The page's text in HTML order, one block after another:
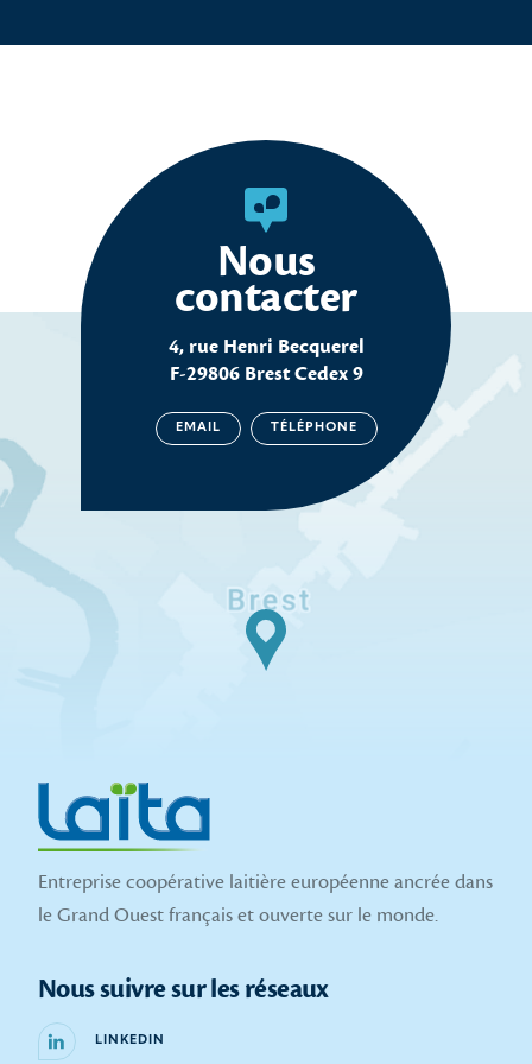
Nous
contacter
4, rue Henri Becquerel
F-29806 Brest Cedex 9
EMAIL TÉLÉPHONE
Entreprise coopérative laitière européenne ancrée dans
le Grand Ouest français et ouverte sur le monde.
Nous suivre sur les réseaux
LINKEDIN